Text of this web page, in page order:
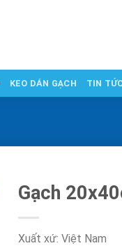
KEO DÁN GẠCH TIN
Gạch
Xuất xứ: Việt Nam